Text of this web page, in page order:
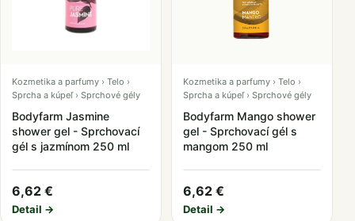
Kozmetika a parfumy › Telo ›
Sprcha a kúpeľ › Sprchové gély
Bodyfarm Jasmine
shower gel - Sprchovací
gél s jazmínom 250 ml
6,62 €
Detail →
Kozmetika a parfumy › Telo ›
Sprcha a kúpeľ › Sprchové gély
Bodyfarm Mango shower
gel - Sprchovací gél s
mangom 250 ml
6,62 €
Detail →